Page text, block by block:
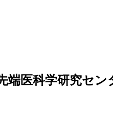
端医科学研究セ